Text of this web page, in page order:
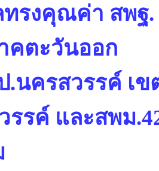
ทรงคุณค่า สพฐ.
คตะวันออก
นครสวรรค์ เข
รรค์ และสพม